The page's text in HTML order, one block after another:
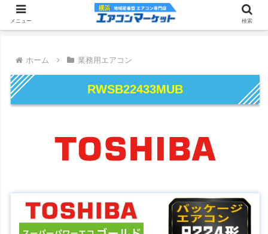
ホーム 業務用エアコン
RWSB22433MUB
メニュー 検索